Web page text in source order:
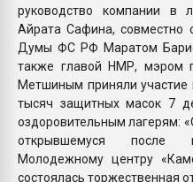
руководство компании в
Айрата Сафина, совместно
Думы ФС РФ Маратом
также главой НМР, мэром
Метшиным приняли
тысяч защитных масок 7
оздоровительным лагерям:
открывшемуся после
Молодежному центру
состоялась торжественная